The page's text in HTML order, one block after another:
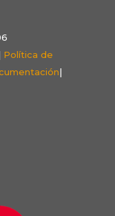
Política de
|